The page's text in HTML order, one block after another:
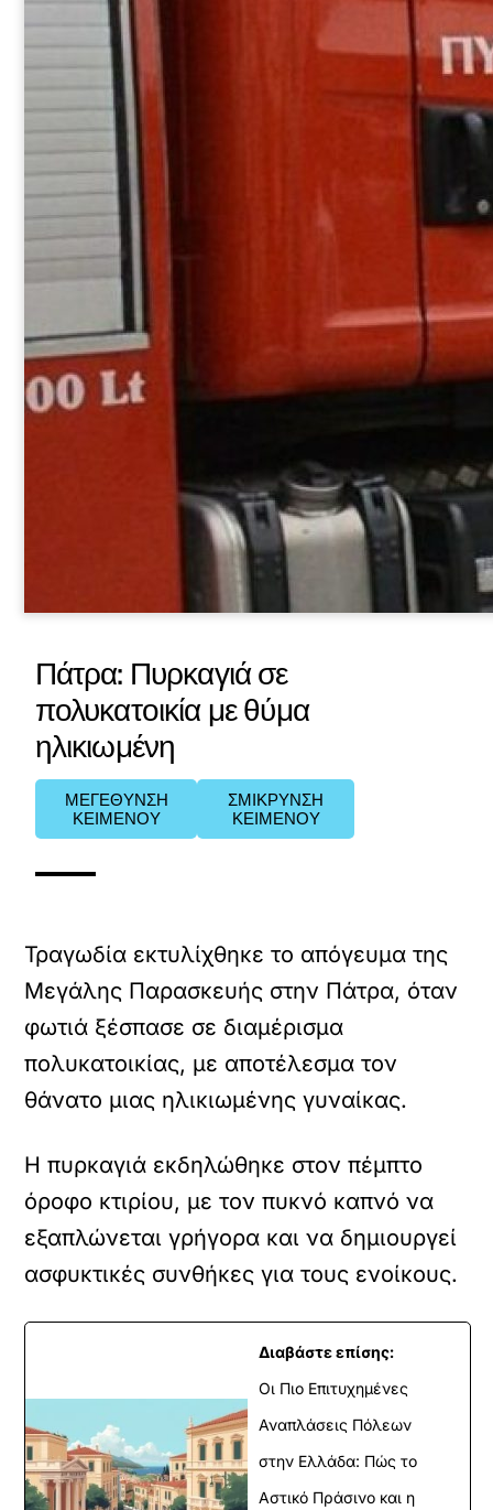
Πάτρα: Πυρκαγιά σε
πολυκατοικία με θύμα
ηλικιωμένη
ΜΕΓΕΘΥΝΣΗ
ΚΕΙΜΕΝΟΥ
ΣΜΙΚΡΥΝΣΗ
ΚΕΙΜΕΝΟΥ
Τραγωδία εκτυλίχθηκε το απόγευμα της
Μεγάλης Παρασκευής στην Πάτρα, όταν
φωτιά ξέσπασε σε διαμέρισμα
πολυκατοικίας, με αποτέλεσμα τον
θάνατο μιας ηλικιωμένης γυναίκας.
Η πυρκαγιά εκδηλώθηκε στον πέμπτο
όροφο κτιρίου, με τον πυκνό καπνό να
εξαπλώνεται γρήγορα και να δημιουργεί
ασφυκτικές συνθήκες για τους ενοίκους.
Διαβάστε επίσης:
Οι Πιο Επιτυχημένες
Αναπλάσεις Πόλεων
στην Ελλάδα: Πώς το
Αστικό Πράσινο και η